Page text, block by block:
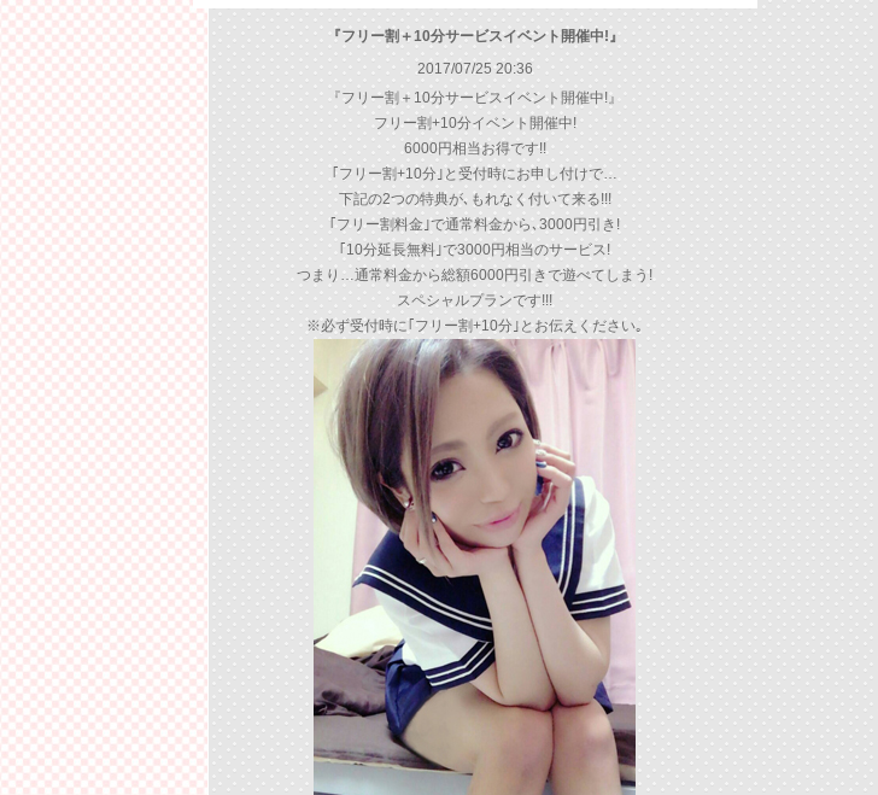
『フリー割＋10分サービスイベント開催中!』
2017/07/25 20:36
『フリー割＋10分サービスイベント開催中!』
フリー割+10分イベント開催中!
6000円相当お得です!!
｢フリー割+10分｣と受付時にお申し付けで…
下記の2つの特典が､もれなく付いて来る!!!
｢フリー割料金｣で通常料金から､3000円引き!
｢10分延長無料｣で3000円相当のサービス!
つまり…通常料金から総額6000円引きで遊べてしまう!
スペシャルプランです!!!
※必ず受付時に｢フリー割+10分｣とお伝えください｡